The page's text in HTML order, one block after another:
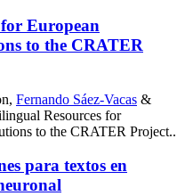
European
to the CRATER
Fernando Sáez-Vacas &
Resources for
to the CRATER Project..
para textos en